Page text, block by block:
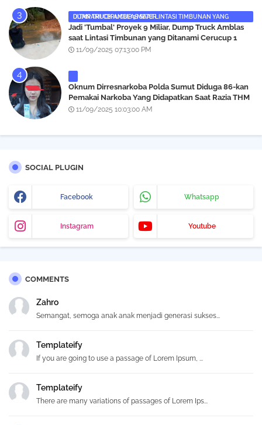
DUMP TRUCK AMBLAS SAAT LINTASI TIMBUNAN YANG DITANAMI CERUCUP 3 METER
‎Jadi 'Tumbal' Proyek 9 Miliar, Dump Truck Amblas
saat Lintasi Timbunan yang Ditanami Cerucup 1
Meter
11/09/2025 07:13:00 PM
Oknum Dirresnarkoba Polda Sumut Diduga 86-kan
Pemakai Narkoba Yang Didapatkan Saat Razia THM
Black Owl, Propam Diminta Bertindak
11/09/2025 10:03:00 AM
SOCIAL PLUGIN
Facebook Whatsapp
Instagram Youtube
COMMENTS
Zahro
Semangat, semoga anak anak menjadi generasi sukses...
Templateify
If you are going to use a passage of Lorem Ipsum, ...
Templateify
There are many variations of passages of Lorem Ips...